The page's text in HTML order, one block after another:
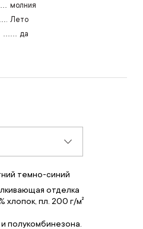
молния
Лето
да
темно-синий
отделка
хлопок, пл. 200 г/м²
полукомбинезона.